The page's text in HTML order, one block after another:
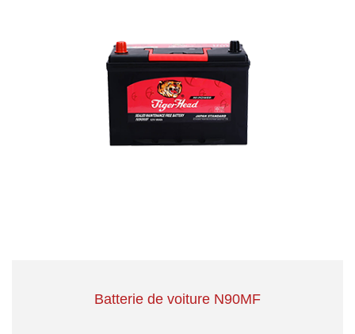
Batterie de voiture N90MF